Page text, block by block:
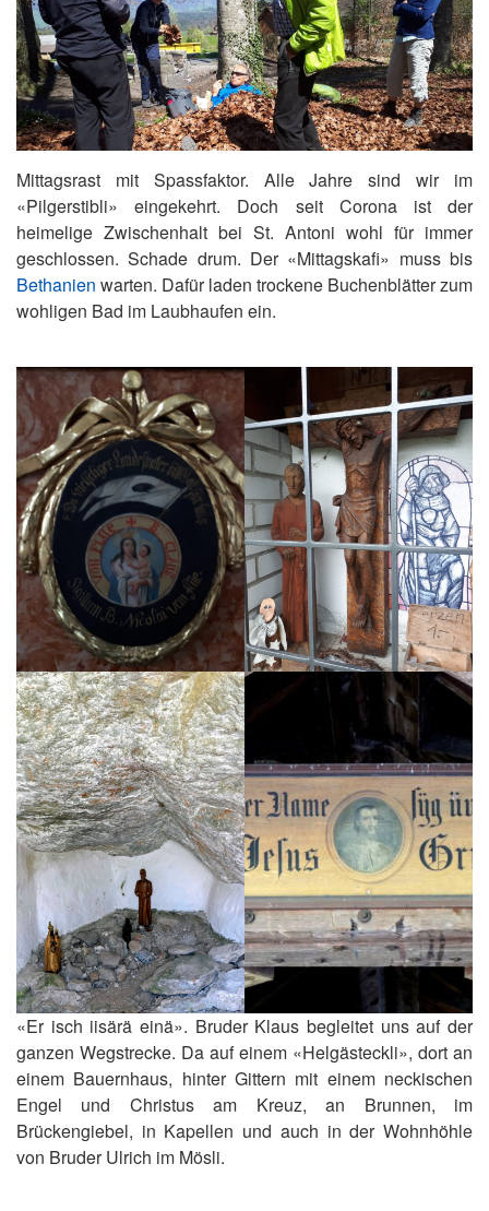
Mittagsrast mit Spassfaktor. Alle Jahre sind wir im
«Pilgerstibli» eingekehrt. Doch seit Corona ist der
heimelige Zwischenhalt bei St. Antoni wohl für immer
geschlossen. Schade drum. Der «Mittagskafi» muss bis
Bethanien warten. Dafür laden trockene Buchenblätter zum
wohligen Bad im Laubhaufen ein.
«Er isch iisärä einä». Bruder Klaus begleitet uns auf der
ganzen Wegstrecke. Da auf einem «Helgästeckli», dort an
einem Bauernhaus, hinter Gittern mit einem neckischen
Engel und Christus am Kreuz, an Brunnen, im
Brückengiebel, in Kapellen und auch in der Wohnhöhle
von Bruder Ulrich im Mösli.